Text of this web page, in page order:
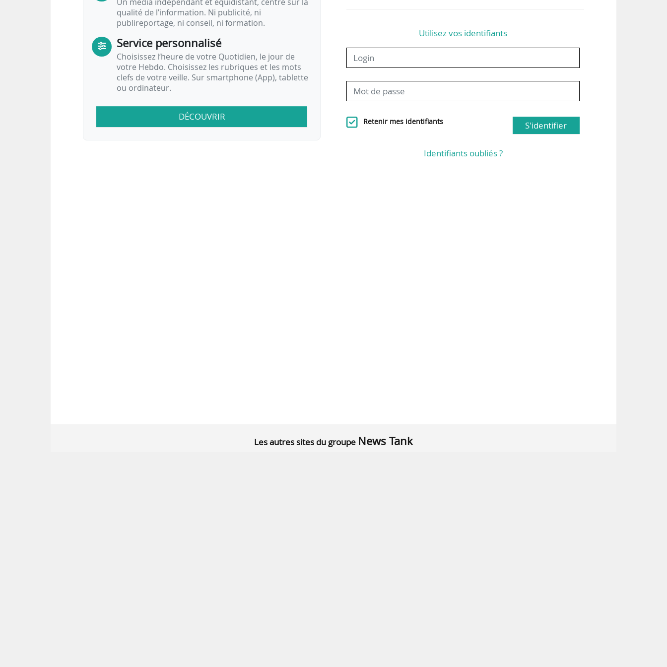
qualité de l’information. Ni publicité, ni
publireportage, ni conseil, ni formation.
Service personnalisé
Choisissez l‘heure de votre Quotidien, le jour de
votre Hebdo. Choisissez les rubriques et les mots
clefs de votre veille. Sur smartphone (App), tablette
ou ordinateur.
DÉCOUVRIR
Utilisez vos identifiants
Retenir mes identifiants S'identifier
Identifiants oubliés ?
Les autres sites du groupe News Tank